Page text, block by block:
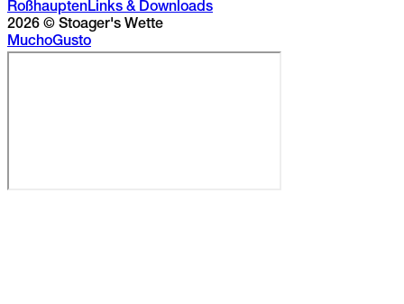
RoßhauptenLinks & Downloads
2026 © Stoager's Wette
MuchoGusto